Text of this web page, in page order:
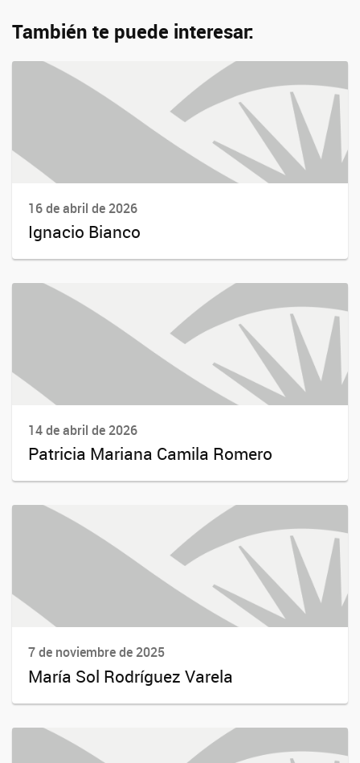
También te puede interesar:
16 de abril de 2026
Ignacio Bianco
14 de abril de 2026
Patricia Mariana Camila Romero
7 de noviembre de 2025
María Sol Rodríguez Varela